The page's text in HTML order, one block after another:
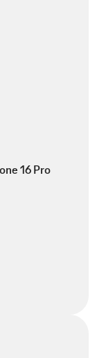
16 Pro